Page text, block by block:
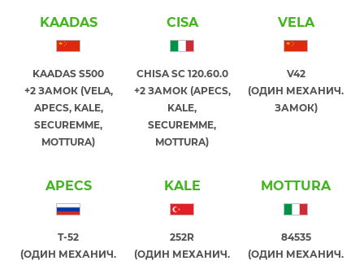
KAADAS
KAADAS S500
+2 ЗАМОК (VELA,
APECS, KALE,
SECUREMME,
MOTTURA)
CISA
CHISA SC 120.60.0
+2 ЗАМОК (APECS,
KALE,
SECUREMME,
MOTTURA)
VELA
V42
(ОДИН МЕХАНИЧ.
ЗАМОК)
APECS
T-52
(ОДИН МЕХАНИЧ.
KALE
252R
(ОДИН МЕХАНИЧ.
MOTTURA
84535
(ОДИН МЕХАНИЧ.